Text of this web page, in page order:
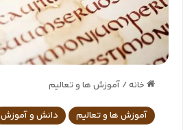
خانه/ آموزش ها و تعالیم
آموزش ها و تعالیم دانش و آموزش